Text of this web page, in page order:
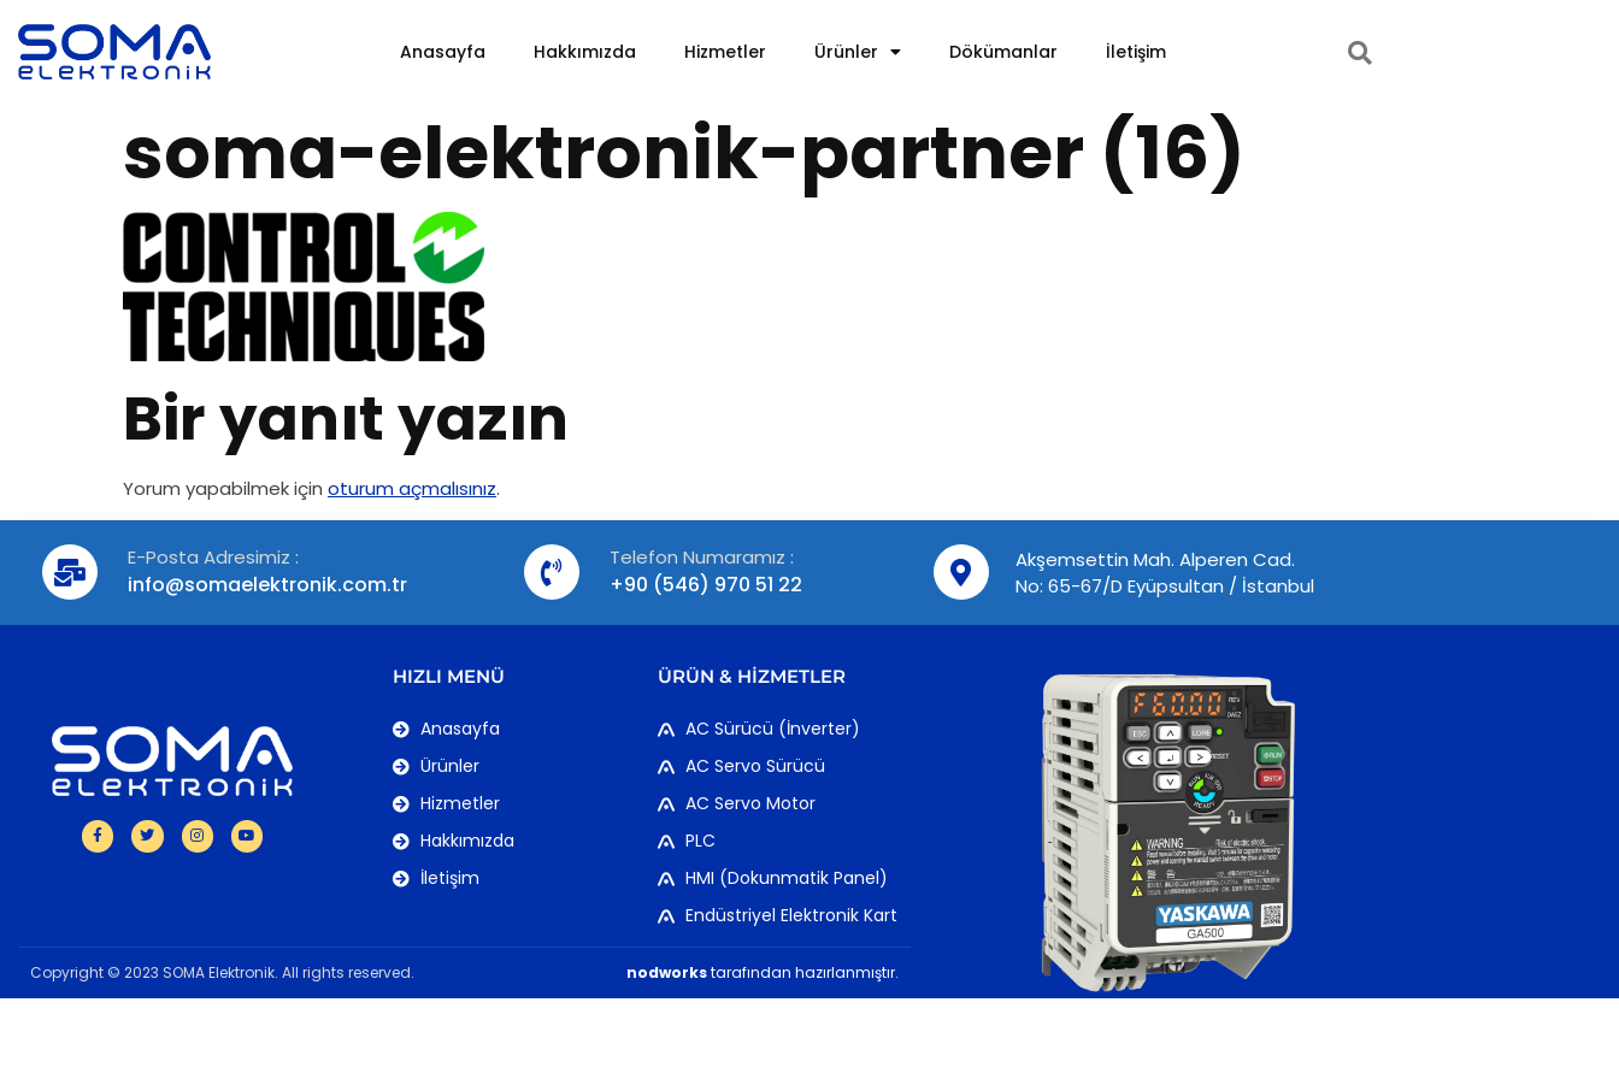
Anasayfa Hakkımızda Hizmetler Ürünler Dökümanlar İletişim
soma-elektronik-partner (16)
Bir yanıt yazın
Yorum yapabilmek için oturum açmalısınız.
E-Posta Adresimiz :
info@somaelektronik.com.tr
Telefon Numaramız :
+90 (546) 970 51 22
Akşemsettin Mah. Alperen Cad.
No: 65-67/D Eyüpsultan / İstanbul
HIZLI MENÜ
Anasayfa
Ürünler
Hizmetler
Hakkımızda
İletişim
ÜRÜN & HIZMETLER
AC Sürücü (İnverter)
AC Servo Sürücü
AC Servo Motor
PLC
HMI (Dokunmatik Panel)
Endüstriyel Elektronik Kart
Copyright © 2023 SOMA Elektronik. All rights reserved. nodworkstarafından hazırlanmıştır.